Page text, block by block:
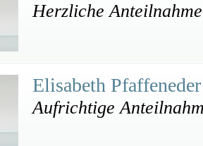
Herzliche Anteilnahme
Elisabeth
Aufrichtige